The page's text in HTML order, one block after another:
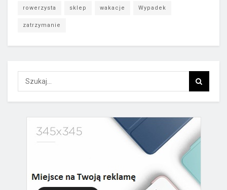
rowerzysta sklep wakacje Wypadek
zatrzymanie